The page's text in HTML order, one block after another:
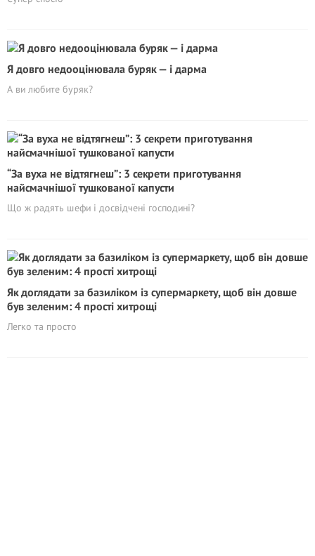
Я довго недооцінювала буряк — і дарма
А ви любите буряк?
“За вуха не відтягнеш”: 3 секрети приготування
найсмачнішої тушкованої капусти
Що ж радять шефи і досвідчені господині?
Як доглядати за базиліком із супермаркету, щоб він довше
був зеленим: 4 прості хитрощі
Легко та просто